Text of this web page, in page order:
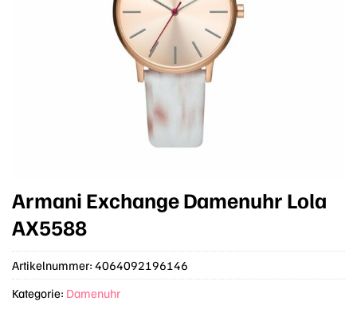
Armani Exchange Damenuhr Lola
AX5588
Artikelnummer: 4064092196146
Kategorie: Damenuhr